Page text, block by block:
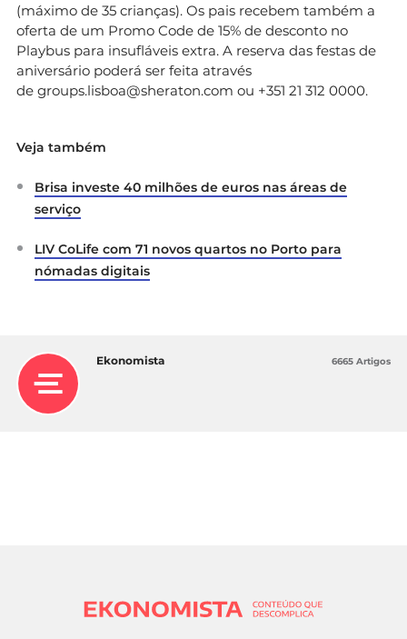
(máximo de 35 crianças). Os pais recebem também a
oferta de um Promo Code de 15% de desconto no
Playbus para insufláveis extra. A reserva das festas de
aniversário poderá ser feita através
de groups.lisboa@sheraton.com ou +351 21 312 0000.
Veja também
Brisa investe 40 milhões de euros nas áreas de
serviço
LIV CoLife com 71 novos quartos no Porto para
nómadas digitais
Ekonomista 6665 Artigos